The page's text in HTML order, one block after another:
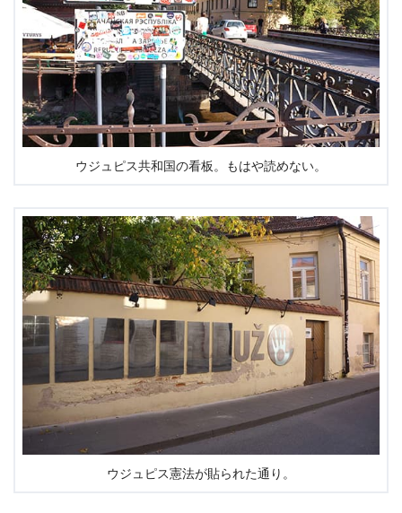
ウジュピス共和国の看板。もはや読めない。
ウジュピス憲法が貼られた通り。